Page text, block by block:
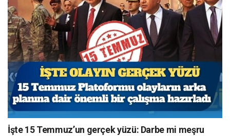
İşte 15 Temmuz’un gerçek yüzü: Darbe mi meşru